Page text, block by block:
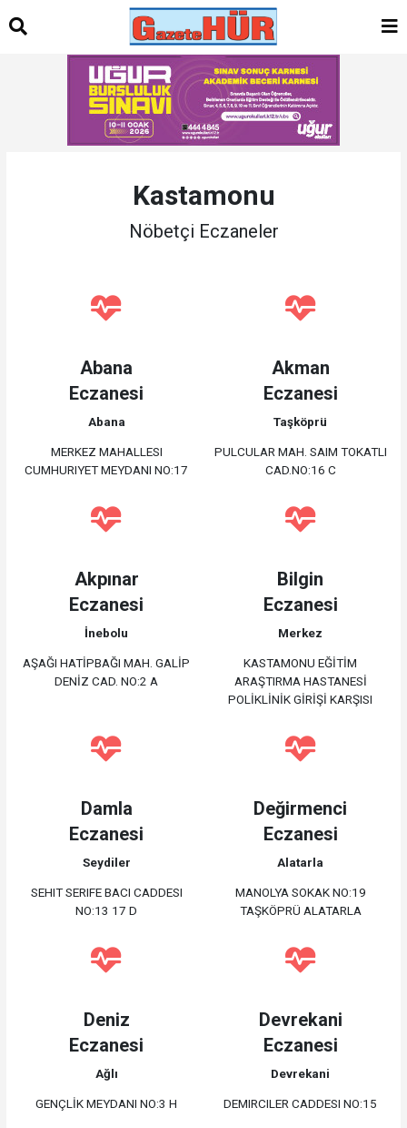
Kastamonu
Nöbetçi Eczaneler
Abana
Eczanesi
Abana
MERKEZ MAHALLESI
CUMHURIYET MEYDANI NO:17
Akman
Eczanesi
Taşköprü
PULCULAR MAH. SAIM TOKATLI
CAD.NO:16 C
Akpınar
Eczanesi
İnebolu
AŞAĞI HATİPBAĞI MAH. GALİP
DENİZ CAD. NO:2 A
Bilgin
Eczanesi
Merkez
KASTAMONU EĞİTİM
ARAŞTIRMA HASTANESİ
POLİKLİNİK GİRİŞİ KARŞISI
Damla
Eczanesi
Seydiler
SEHIT SERIFE BACI CADDESI
NO:13 17 D
Değirmenci
Eczanesi
Alatarla
MANOLYA SOKAK NO:19
TAŞKÖPRÜ ALATARLA
Deniz
Eczanesi
Ağlı
GENÇLİK MEYDANI NO:3 H
Devrekani
Eczanesi
Devrekani
DEMIRCILER CADDESI NO:15